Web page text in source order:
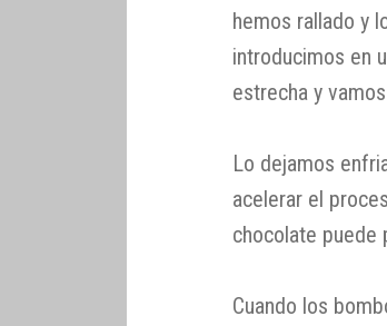
hemos rallado y
introducimos en
estrecha y
Lo dejamos
acelerar el
chocolate puede
Cuando los